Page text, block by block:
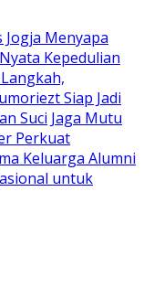
Menyapa
Kepedulian
Siap Jadi
Suci Jaga Mutu
Perkuat
Keluarga Alumni
untuk